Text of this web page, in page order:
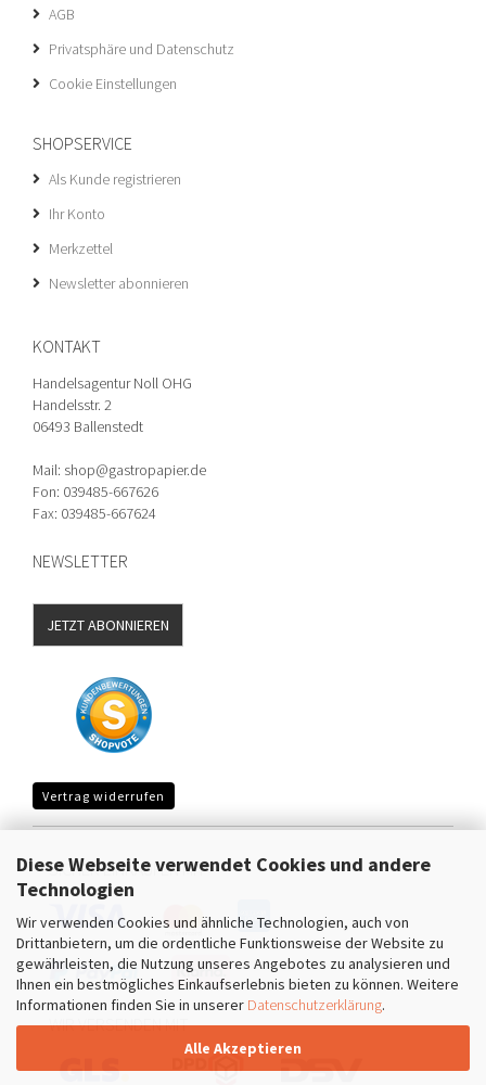
Diese Webseite verwendet Cookies und andere
Technologien
Wir verwenden Cookies und ähnliche Technologien, auch von
Drittanbietern, um die ordentliche Funktionsweise der Website zu
gewährleisten, die Nutzung unseres Angebotes zu analysieren und
Ihnen ein bestmögliches Einkaufserlebnis bieten zu können. Weitere
Informationen finden Sie in unserer Datenschutzerklärung.
Alle Akzeptieren
AGB
Privatsphäre und Datenschutz
Cookie Einstellungen
SHOPSERVICE
Als Kunde registrieren
Ihr Konto
Merkzettel
Newsletter abonnieren
KONTAKT
Handelsagentur Noll OHG
Handelsstr. 2
06493 Ballenstedt
Mail: shop@gastropapier.de
Fon: 039485-667626
Fax: 039485-667624
NEWSLETTER
JETZT ABONNIEREN
Vertrag widerrufen
SICHER EINKAUFEN MIT
WIR VERSENDEN MIT